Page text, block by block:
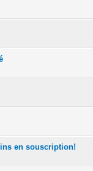
en souscription!